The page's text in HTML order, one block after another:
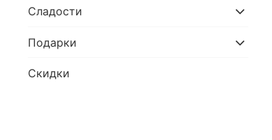
Сладости
Подарки
Скидки